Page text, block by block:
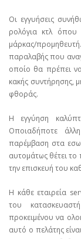
Οι εγγυήσεις
ρολόγια κτλ όπου
μάρκας/
παραλαβής που
οποίο θα πρέπει
κακής συντήρησης,
φθοράς.
Η εγγύηση
Οποιαδήποτε
παρέμβαση στα
αυτομάτως θέτει το
την επισκευή του
Η κάθε εταιρεία
του
προκειμένου να
αυτό ο πελάτης